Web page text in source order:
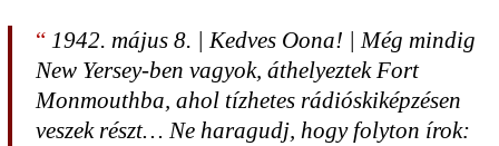
1942. május 8. | Kedves Oona! | Még mindig
New Yersey-ben vagyok, áthelyeztek Fort
Monmouthba, ahol tízhetes rádióskiképzésen
veszek részt… Ne haragudj, hogy folyton írok: